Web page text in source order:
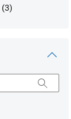
(3)